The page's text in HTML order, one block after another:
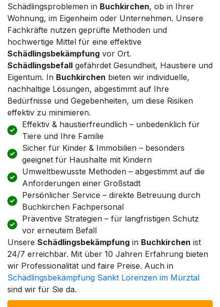
Schädlingsproblemen in Buchkirchen, ob in Ihrer
Wohnung, im Eigenheim oder Unternehmen. Unsere
Fachkräfte nutzen geprüfte Methoden und
hochwertige Mittel für eine effektive
Schädlingsbekämpfung vor Ort.
Schädlingsbefall gefährdet Gesundheit, Haustiere und
Eigentum. In Buchkirchen bieten wir individuelle,
nachhaltige Lösungen, abgestimmt auf Ihre
Bedürfnisse und Gegebenheiten, um diese Risiken
effektiv zu minimieren.
Effektiv & haustierfreundlich – unbedenklich für
Tiere und Ihre Familie
Sicher für Kinder & Immobilien – besonders
geeignet für Haushalte mit Kindern
Umweltbewusste Methoden – abgestimmt auf die
Anforderungen einer Großstadt
Persönlicher Service – direkte Betreuung durch
Buchkirchen Fachpersonal
Präventive Strategien – für langfristigen Schutz
vor erneutem Befall
Unsere Schädlingsbekämpfung in Buchkirchen ist
24/7 erreichbar. Mit über 10 Jahren Erfahrung bieten
wir Professionalität und faire Preise. Auch in
Schädlingsbekämpfung Sankt Lorenzen im Mürztal
sind wir für Sie da.